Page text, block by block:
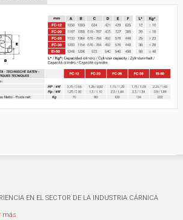
EN EL SECTOR DE LA INDUSTRIA CÁRNICA
más